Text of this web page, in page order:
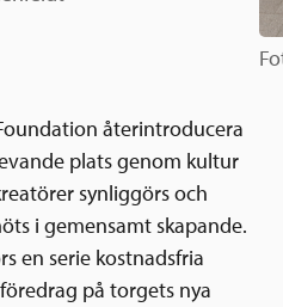
återintroducera
plats genom kultur
synliggörs och
i gemensamt skapande.
en serie kostnadsfria
på torgets nya